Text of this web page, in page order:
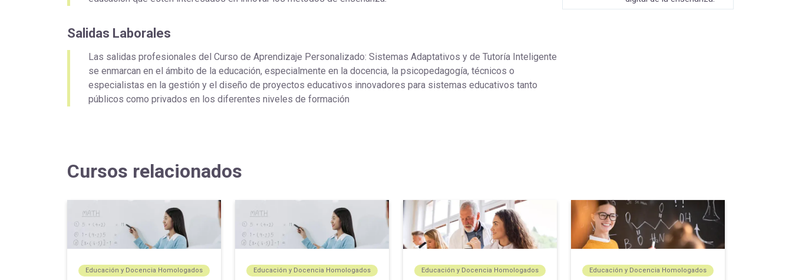
Salidas Laborales
Las salidas profesionales del Curso de Aprendizaje Personalizado: Sistemas Adaptativos y de Tutoría Inteligente
se enmarcan en el ámbito de la educación, especialmente en la docencia, la psicopedagogía, técnicos o
especialistas en la gestión y el diseño de proyectos educativos innovadores para sistemas educativos tanto
públicos como privados en los diferentes niveles de formación
Cursos relacionados
Educación y Docencia Homologados Educación y Docencia Homologados Educación y Docencia Homologados Educación y Docencia Homologados